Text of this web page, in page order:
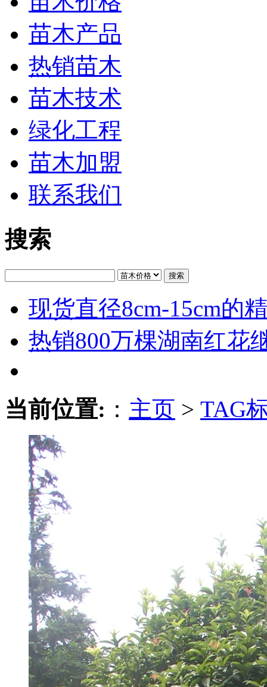
苗木产品
热销苗木
苗木技术
绿化工程
苗木加盟
联系我们
搜索
搜索
现货直径8cm-15cm的
热销800万棵湖南红花
当前位置: ： 主页 > TAG